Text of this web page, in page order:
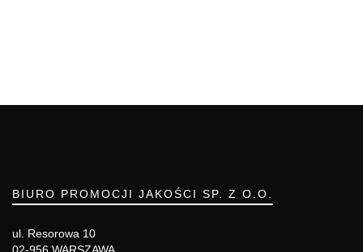
BIURO PROMOCJI JAKOŚCI SP. Z O.O.
ul. Resorowa 10
02-956 WARSZAWA